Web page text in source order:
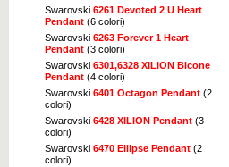
Swarovski 6261 Devoted 2 U Heart
Pendant (6 colori)
Swarovski 6263 Forever 1 Heart
Pendant (3 colori)
Swarovski 6301,6328 XILION Bicone
Pendant (4 colori)
Swarovski 6401 Octagon Pendant (2
colori)
Swarovski 6428 XILION Pendant (3
colori)
Swarovski 6470 Ellipse Pendant (2
colori)